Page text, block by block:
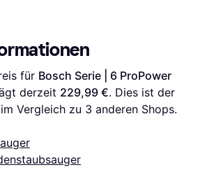
für Bosch Serie | 6 ProPower
derzeit 229,99 €. Dies ist der
Vergleich zu 3 anderen Shops.